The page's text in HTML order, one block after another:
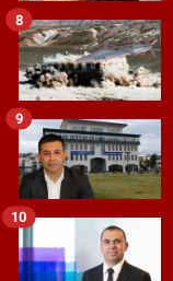
8
9
10